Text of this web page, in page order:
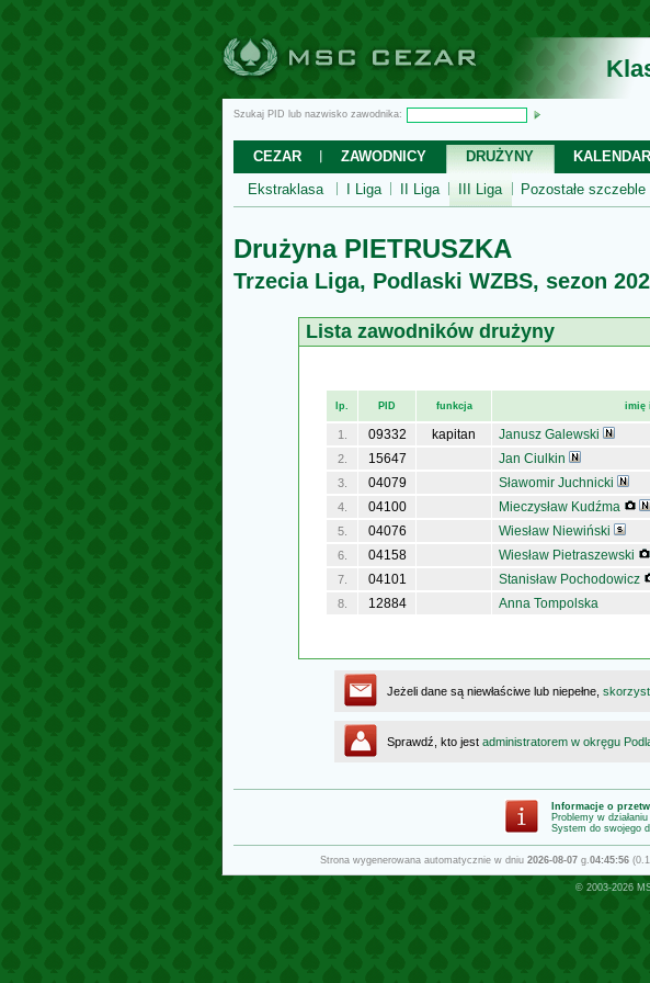
Szukaj PID lub nazwisko zawodnika:
CEZAR ZAWODNICY DRUŻYNY
Ekstraklasa
I Liga II Liga III Liga Pozostałe szczeble
Drużyna PIETRUSZKA
Trzecia Liga, Podlaski WZBS, sezon
Lista zawodników drużyny
lp. PID funkcja imię
1. 09332 kapitan Janusz Galewski
2.
15647 Jan Ciulkin
3.
04079 Sławomir Juchnicki
4.
04100 Mieczysław Kudźma
5.
04076 Wiesław Niewiński
6.
04158 Wiesław Pietraszewski
7.
04101 Stanisław Pochodowicz
8.
12884 Anna Tompolska
Jeżeli dane są niewłaściwe lub niepełne,
Sprawdź, kto jest administratorem w okręgu
Informacje o
Problemy w
System do swojego
Strona wygenerowana automatycznie w dniu 2026-08-07 g.04:45:56
© 2003-2026